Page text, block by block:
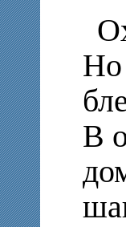
Но
В